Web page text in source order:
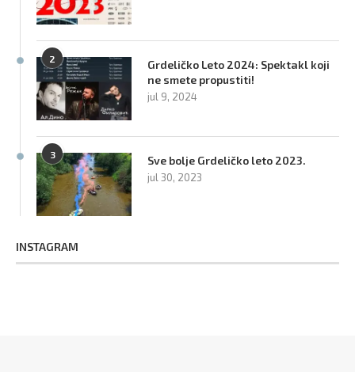
2
Grdeličko Leto 2024: Spektakl koji
ne smete propustiti!
jul 9, 2024
3 Sve bolje Grdeličko leto 2023.
jul 30, 2023
INSTAGRAM